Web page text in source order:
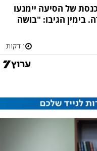
של הסיעה יימנעו
הגיבו: "בושה
1 דקות